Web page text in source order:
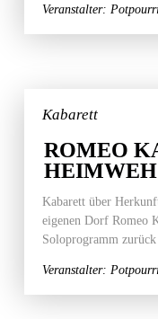
Veranstalter:
Kabarett
ROMEO
HEIMWEH
Kabarett über
eigenen Dorf Romeo
Soloprogramm
Veranstalter: